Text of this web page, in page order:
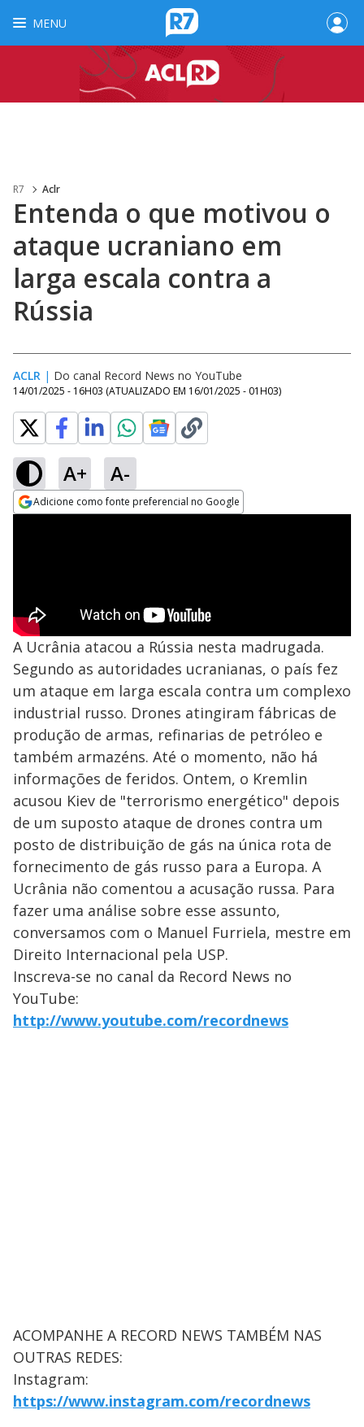
MENU
R7 Aclr
Entenda o que motivou o
ataque ucraniano em
larga escala contra a
Rússia
ACLR | Do canal Record News no YouTube
14/01/2025 - 16H03 (ATUALIZADO EM 16/01/2025 - 01H03)
A+ A-
Adicione como fonte preferencial no Google
A Ucrânia atacou a Rússia nesta madrugada.
Segundo as autoridades ucranianas, o país fez
um ataque em larga escala contra um complexo
industrial russo. Drones atingiram fábricas de
produção de armas, refinarias de petróleo e
também armazéns. Até o momento, não há
informações de feridos. Ontem, o Kremlin
acusou Kiev de "terrorismo energético" depois
de um suposto ataque de drones contra um
posto de distribuição de gás na única rota de
fornecimento de gás russo para a Europa. A
Ucrânia não comentou a acusação russa. Para
fazer uma análise sobre esse assunto,
conversamos com o Manuel Furriela, mestre em
Direito Internacional pela USP.
Inscreva-se no canal da Record News no
YouTube:
http://www.youtube.com/recordnews
ACOMPANHE A RECORD NEWS TAMBÉM NAS
OUTRAS REDES:
Instagram:
https://www.instagram.com/recordnews